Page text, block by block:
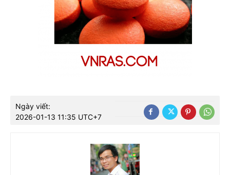
Ngày viết:
2026-01-13 11:35 UTC+7